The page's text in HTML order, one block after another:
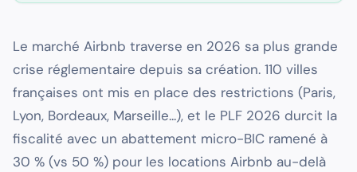
Le marché Airbnb traverse en 2026 sa plus grande
crise réglementaire depuis sa création. 110 villes
françaises ont mis en place des restrictions (Paris,
Lyon, Bordeaux, Marseille...), et le PLF 2026 durcit la
fiscalité avec un abattement micro-BIC ramené à
30 % (vs 50 %) pour les locations Airbnb au-delà